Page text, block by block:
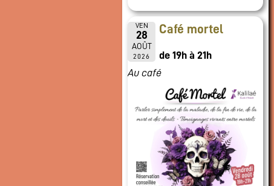
VEN
28
AOÛT
2026
Café mortel
de 19h à 21h
Au café